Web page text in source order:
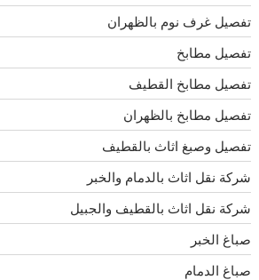
تفصيل غرف نوم بالظهران
تفصيل مطابخ
تفصيل مطابخ القطيف
تفصيل مطابخ بالظهران
تفصيل وصبغ اثاث بالقطيف
شركة نقل اثاث بالدمام والخبر
شركة نقل اثاث بالقطيف والجبيل
صباغ الخبر
صباغ الدمام